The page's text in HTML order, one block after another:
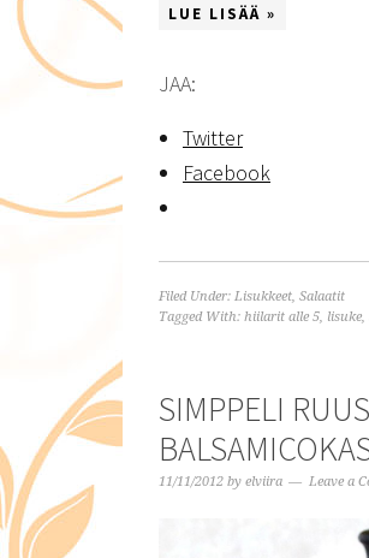
LUE LISÄÄ »
JAA:
Twitter
Facebook
Filed Under: Lisukkeet, Salaatit
Tagged With: hiilarit alle 5, lisuke,
SIMPPELI
11/11/2012 by elviira Leave a